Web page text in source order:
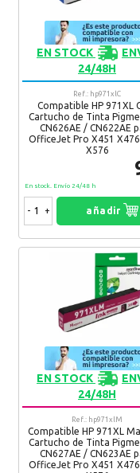
Limin 03. 09. 2020
Funcionan muy bien
Recomendaría su
Beni 08. 07. 2020
Es muy buena calidad
Recomendaría su
Vadim 13. 10. 2019
Entrega rápida
Recomendaría su
07. 01. 2018
Todo ok...
Recomendaría su
11. 08. 2017
Un buen producto.
Recomendaría su
EN STOCK
24/48H
Ref.: hp971xlC
Compatible HP 971XL
Cartucho de Tinta
CN626AE / CN622AE
OfficeJet Pro X451 X476
X576
En stock. Envío 24/48 h
- + añadir
EN STOCK
24/48H
Ref.: hp971xlM
Compatible HP 971XL
Cartucho de Tinta
CN627AE / CN623AE
OfficeJet Pro X451 X476